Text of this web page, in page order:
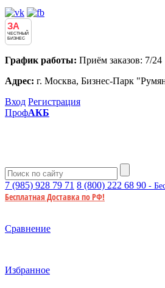
ЗА
ЧЕСТНЫЙ
БИЗНЕС
График работы: Приём заказов: 7/24
Адрес: г. Москва, Бизнес-Парк
Вход Регистрация
ПрофАКБ
7 (985) 928 79 71 8 (800) 222 68 90 -
Бесплатная Доставка по РФ!
Сравнение
Избранное